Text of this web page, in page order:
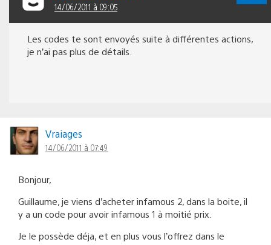
14/06/2011 à 09:05
Les codes te sont envoyés suite à différentes actions,
je n’ai pas plus de détails.
Vraiages
14/06/2011 à 07:49
Bonjour,
Guillaume, je viens d’acheter infamous 2, dans la boite, il
y a un code pour avoir infamous 1 à moitié prix.
Je le possède déja, et en plus vous l’offrez dans le